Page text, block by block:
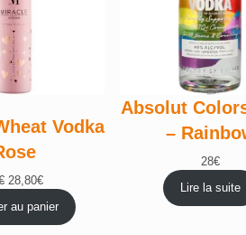
Vodka
Le
initial
28,80€Le
actuel
au panier
Absolut
–
28€
Lire la suite